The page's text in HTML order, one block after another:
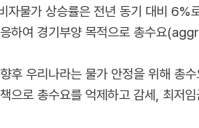
자물가 상승률은 전년 동기 대비
하여 경기부양 목적으로 총수요
후 우리나라는 물가 안정을 위해 총
으로 총수요를 억제하고 감세, 최저